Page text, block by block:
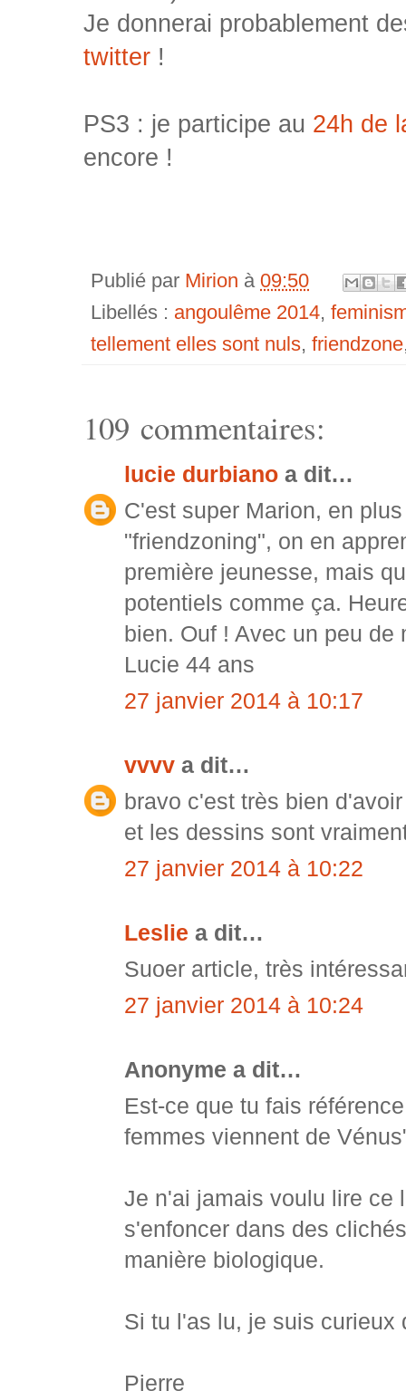
Je donnerai probablement
twitter !
PS3 : je participe au 24h de
encore !
Publié par Mirion à 09:50
Libellés : angoulême 2014,
tellement elles sont nuls, friendzone
109 commentaires:
lucie durbiano a dit…
C'est super Marion, en
"friendzoning", on en
première jeunesse, mais
potentiels comme ça.
bien. Ouf ! Avec un peu
Lucie 44 ans
27 janvier 2014 à 10:17
vvvv a dit…
bravo c'est très bien
et les dessins sont
27 janvier 2014 à 10:22
Leslie a dit…
Suoer article, très
27 janvier 2014 à 10:24
Anonyme a dit…
Est-ce que tu fais
femmes viennent de
Je n'ai jamais voulu lire ce
s'enfoncer dans des
manière biologique.
Si tu l'as lu, je suis curieux
Pierre